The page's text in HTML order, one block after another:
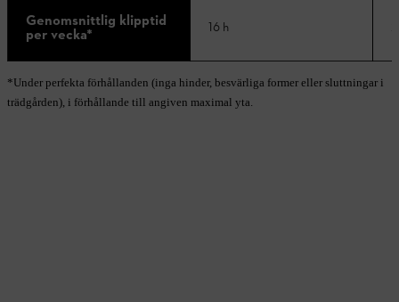
Genomsnittlig klipptid
per vecka* 16 h
*Under perfekta förhållanden (inga hinder, besvärliga former eller sluttningar i
trädgården), i förhållande till angiven maximal yta.